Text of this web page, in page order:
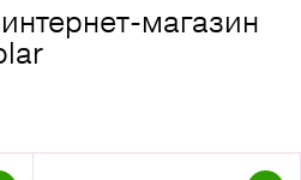
магазин